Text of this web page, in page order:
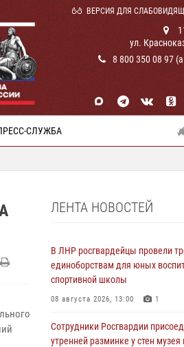
ВЕРСИЯ ДЛЯ
ул.
8 800 350 08 97
СЛУЖБА
ЛЕНТА НОВОСТЕЙ
В ЛНР росгвардейцы провели
единоборствам для юных
спортивной школы
08 августа 2026, 13:00 1
Сотрудники Росгвардии
утренней разминке у стен музея